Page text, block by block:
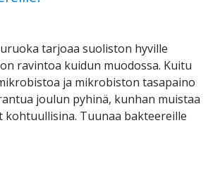
tarjoaa suoliston hyville
ravintoa kuidun muodossa. Kuitu
ja mikrobiston tasapaino
joulun pyhinä, kunhan muistaa
kohtuullisina. Tuunaa bakteereille